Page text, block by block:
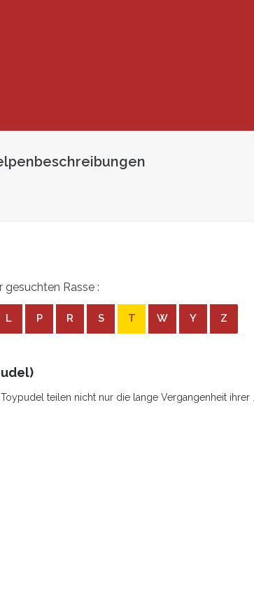
Rasse :
L P R S T W Y Z
teilen nicht nur die lange Vergangenheit ihrer ...